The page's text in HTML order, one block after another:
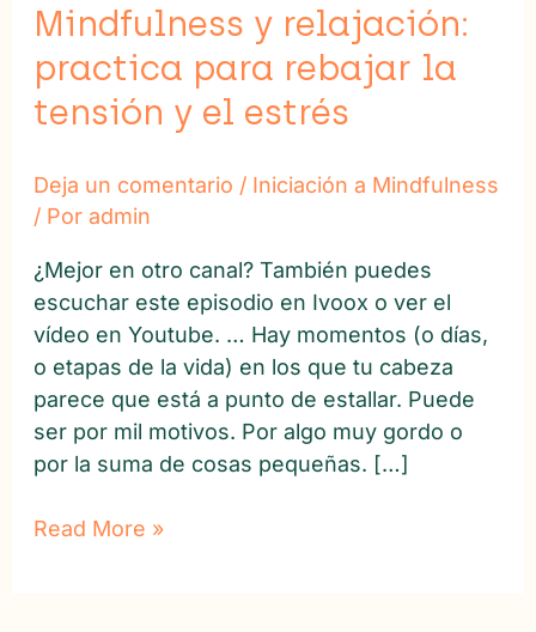
Mindfulness y relajación:
practica para rebajar la
tensión y el estrés
Deja un comentario / Iniciación a Mindfulness
/ Por admin
¿Mejor en otro canal? También puedes
escuchar este episodio en Ivoox o ver el
vídeo en Youtube. … Hay momentos (o días,
o etapas de la vida) en los que tu cabeza
parece que está a punto de estallar. Puede
ser por mil motivos. Por algo muy gordo o
por la suma de cosas pequeñas. […]
la
y
el
Read More »